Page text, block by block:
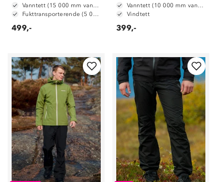
Vanntett (15 000 mm vannsøyle)
Fukttransporterende (5 000 g/ m2/ 24t)
499,-
Vanntett (10 000 mm vannsøyle)
Vindtett
399,-